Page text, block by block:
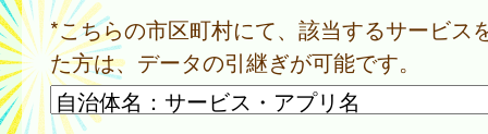
*こちらの市区町村にて、該当するサービス
た方は、データの引継ぎが可能です。